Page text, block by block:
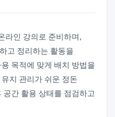
라인 강의로 준비하며,
고 정리하는 활동을
목적에 맞게 배치 방법을
지 관리가 쉬운 정돈
공간 활용 상태를 점검하고